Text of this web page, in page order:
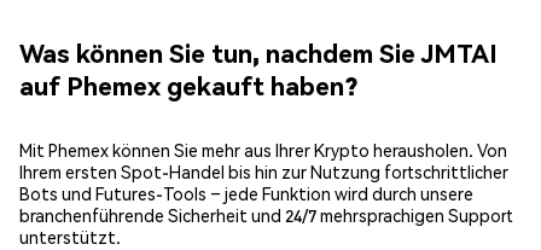
Was können Sie tun, nachdem Sie JMTAI
auf Phemex gekauft haben?
Mit Phemex können Sie mehr aus Ihrer Krypto herausholen. Von
Ihrem ersten Spot-Handel bis hin zur Nutzung fortschrittlicher
Bots und Futures-Tools – jede Funktion wird durch unsere
branchenführende Sicherheit und 24/7 mehrsprachigen Support
unterstützt.